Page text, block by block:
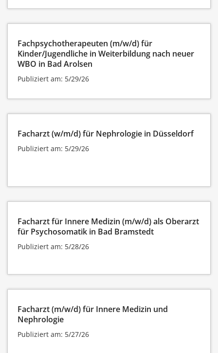
Fachpsychotherapeuten (m/w/d) für
Kinder/Jugendliche in Weiterbildung nach neuer
WBO in Bad Arolsen
Publiziert am: 5/29/26
Facharzt (w/m/d) für Nephrologie in Düsseldorf
Publiziert am: 5/29/26
Facharzt für Innere Medizin (m/w/d) als Oberarzt
für Psychosomatik in Bad Bramstedt
Publiziert am: 5/28/26
Facharzt (m/w/d) für Innere Medizin und
Nephrologie
Publiziert am: 5/27/26